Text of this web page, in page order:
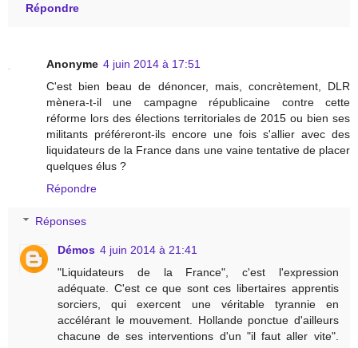
Répondre
Anonyme 4 juin 2014 à 17:51
C'est bien beau de dénoncer, mais, concrètement, DLR
mènera-t-il une campagne républicaine contre cette
réforme lors des élections territoriales de 2015 ou bien ses
militants préféreront-ils encore une fois s'allier avec des
liquidateurs de la France dans une vaine tentative de placer
quelques élus ?
Répondre
Réponses
Démos 4 juin 2014 à 21:41
"Liquidateurs de la France", c'est l'expression
adéquate. C'est ce que sont ces libertaires apprentis
sorciers, qui exercent une véritable tyrannie en
accélérant le mouvement. Hollande ponctue d'ailleurs
chacune de ses interventions d'un "il faut aller vite".